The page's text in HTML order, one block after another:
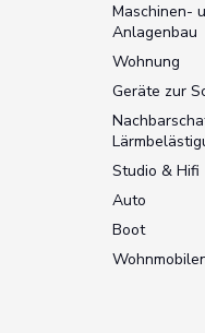
Maschinen-
Anlagenbau
Wohnung
Geräte zur
Studio & Hifi
Auto
Boot